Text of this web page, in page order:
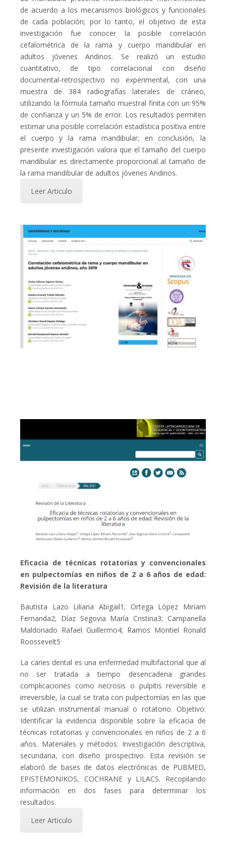
de acuerdo a los mecanismos biológicos y funcionales
de cada población; por lo tanto, el objetivo de esta
investigación fue conocer la posible correlación
cefalométrica de la rama y cuerpo mandibular en
adultos jóvenes Andinos. Se realizó un estudio
cuantitativo, de tipo correlacional con diseño
documental-retrospectivo no experimental, con una
muestra de 384 radiografías laterales de cráneo,
utilizando la fórmula tamaño muestral finita con un 95%
de confianza y un 5% de error. Los resultados permiten
estimar una posible correlación estadística positiva entre
el cuerpo y la rama mandibular; en conclusión, la
presente investigación valora que el tamaño del cuerpo
mandibular es directamente proporcional al tamaño de
la rama mandibular de adultos jóvenes Andinos.
Leer Articulo
Eficacia de técnicas rotatorias y convencionales
en pulpectomías en niños de 2 a 6 años de edad:
Revisión de la literatura
Bautista Lazo Liliana Abigail1; Ortega López Miriam
Fernanda2; Díaz Segovia María Cristina3; Campanella
Maldonado Rafael Guillermo4; Ramos Montiel Ronald
Roossevelt5
La caries dental es una enfermedad multifactorial que al
no ser tratada a tiempo desencadena grandes
complicaciones como necrosis o pulpitis reversible e
irreversible, la cual se trata con pulpectomías en las que
se utilizan instrumental manual o rotatorio. Objetivo:
Identificar la evidencia disponible sobre la eficacia de
técnicas rotatorias y convencionales en niños de 2 a 6
años. Materiales y métodos: Investigación descriptiva,
secundaria, con diseño prospectivo. Esta revisión se
elaboró de bases de datos electrónicas de PUBMED,
EPISTEMONIKOS, COCHRANE y LILACS. Recopilando
información en dos fases para determinar los
resultados.
Leer Articulo